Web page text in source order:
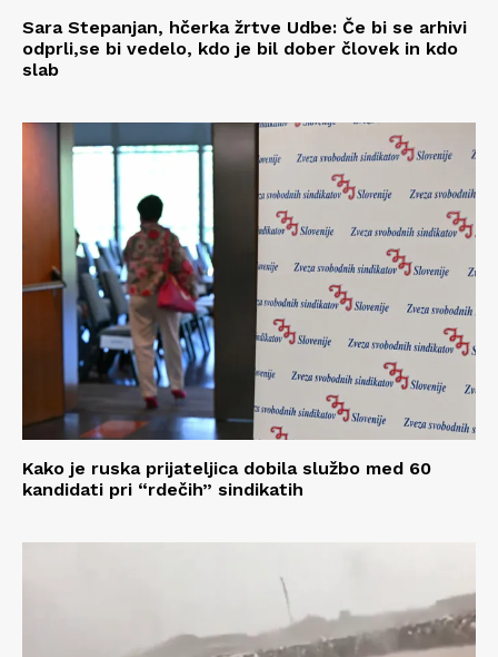
Sara Stepanjan, hčerka žrtve Udbe: Če bi se arhivi
odprli,se bi vedelo, kdo je bil dober človek in kdo
slab
Kako je ruska prijateljica dobila službo med 60
kandidati pri “rdečih” sindikatih